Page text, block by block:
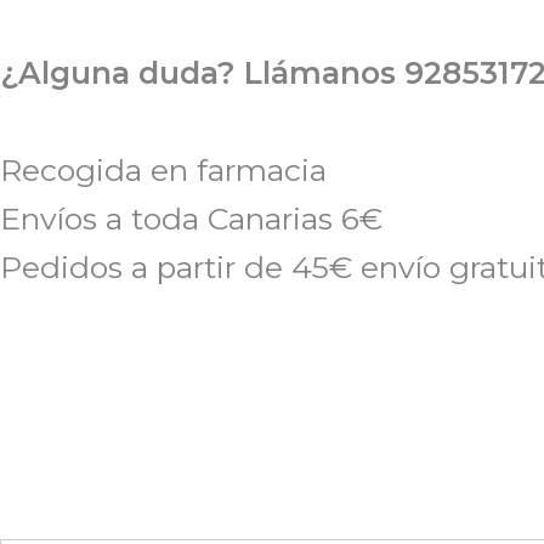
al
¿Alguna duda? Llámanos
Recogida en farmacia
Envíos a toda Canarias 6€
Pedidos a partir de 45€ envío